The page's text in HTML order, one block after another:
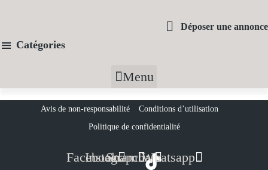
Déposer une annonce
Catégories
Menu
Avis de non-responsabilité
Conditions d’utilisation
Politique de confidentialité
Facebook
Instagram
SnapchatWhatsapp